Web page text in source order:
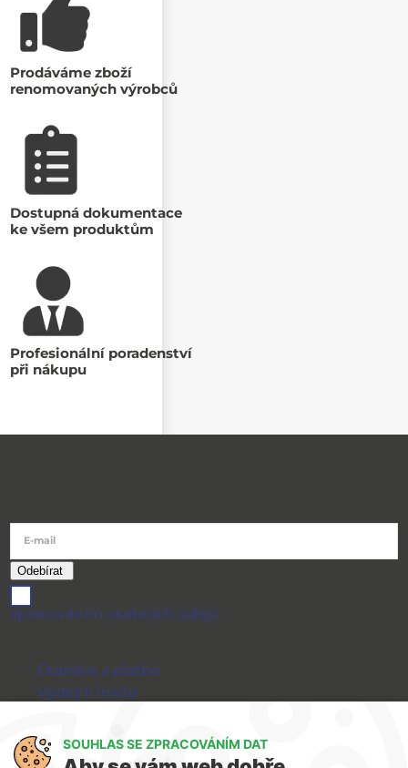
Prodáváme zboží
renomovaných výrobců
Dostupná dokumentace
ke všem produktům
Profesionální poradenství
při nákupu
E-mail
zpracováním osobních údajů
Doprava a platba
Výdejní místo
GDPRSOUHLAS SE ZPRACOVÁNÍM DAT